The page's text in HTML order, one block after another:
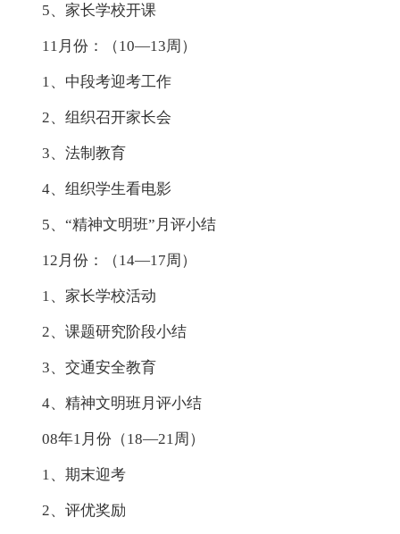
5、家长学校开课
11月份：（10—13周）
1、中段考迎考工作
2、组织召开家长会
3、法制教育
4、组织学生看电影
5、“精神文明班”月评小结
12月份：（14—17周）
1、家长学校活动
2、课题研究阶段小结
3、交通安全教育
4、精神文明班月评小结
08年1月份（18—21周）
1、期末迎考
2、评优奖励